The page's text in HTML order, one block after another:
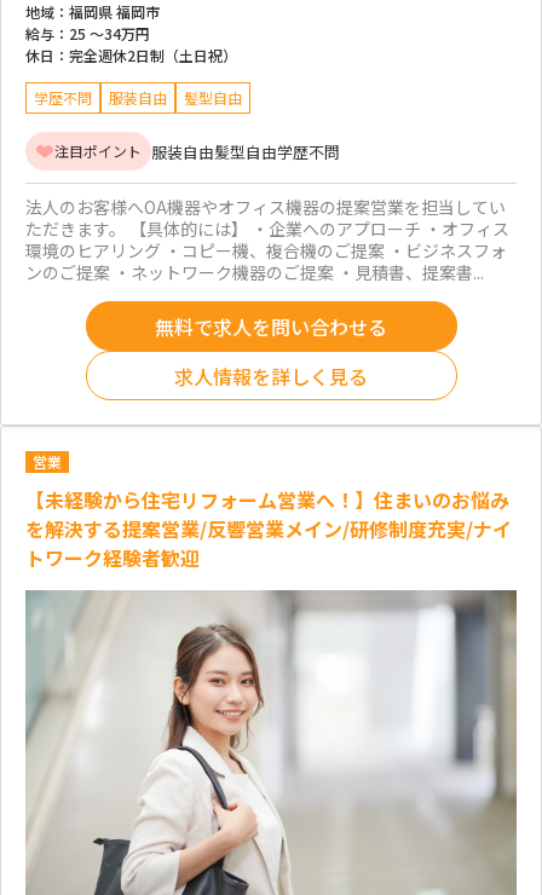
地域： 福岡県 福岡市
給与： 25 ～34万円
休日： 完全週休2日制（土日祝）
学歴不問 服装自由 髪型自由
注目ポイント 服装自由髪型自由学歴不問
法人のお客様へOA機器やオフィス機器の提案営業を担当してい
ただきます。 【具体的には】 ・企業へのアプローチ ・オフィス
環境のヒアリング ・コピー機、複合機のご提案 ・ビジネスフォ
ンのご提案 ・ネットワーク機器のご提案 ・見積書、提案書...
無料で求人を問い合わせる
求人情報を詳しく見る
営業
【未経験から住宅リフォーム営業へ！】住まいのお悩み
を解決する提案営業/反響営業メイン/研修制度充実/ナイ
トワーク経験者歓迎